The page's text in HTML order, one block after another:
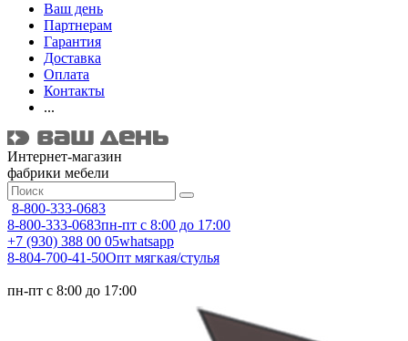
Ваш день
Партнерам
Гарантия
Доставка
Оплата
Контакты
...
Интернет-магазин
фабрики мебели
8-800-333-0683
8-800-333-0683пн-пт с 8:00 до 17:00
+7 (930) 388 00 05whatsapp
8-804-700-41-50Опт мягкая/стулья
пн-пт с 8:00 до 17:00